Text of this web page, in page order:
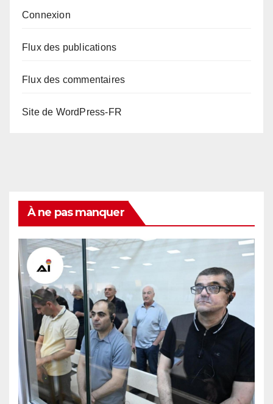
Connexion
Flux des publications
Flux des commentaires
Site de WordPress-FR
À ne pas manquer